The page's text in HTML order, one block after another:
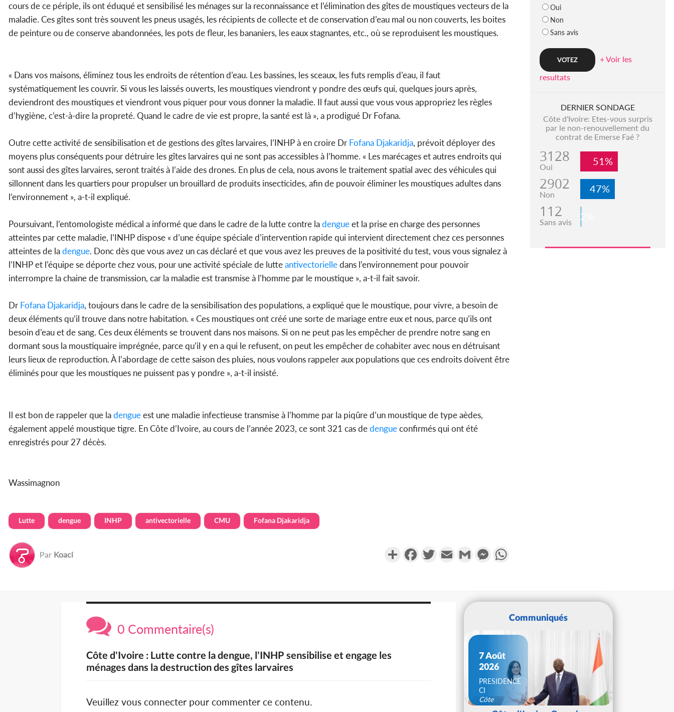
cours de ce périple, ils ont éduqué et sensibilisé les ménages sur la reconnaissance et l’élimination des gîtes de moustiques vecteurs de la
maladie. Ces gîtes sont très souvent les pneus usagés, les récipients de collecte et de conservation d’eau mal ou non couverts, les boites
de peinture ou de conserve abandonnées, les pots de fleur, les bananiers, les eaux stagnantes, etc., où se reproduisent les moustiques.
« Dans vos maisons, éliminez tous les endroits de rétention d’eau. Les bassines, les sceaux, les futs remplis d’eau, il faut
systématiquement les couvrir. Si vous les laissés ouverts, les moustiques viendront y pondre des œufs qui, quelques jours après,
deviendront des moustiques et viendront vous piquer pour vous donner la maladie. Il faut aussi que vous vous appropriez les règles
d’hygiène, c’est-à-dire la propreté. Quand le cadre de vie est propre, la santé est là », a prodigué Dr Fofana.
Outre cette activité de sensibilisation et de gestions des gîtes larvaires, l’INHP à en croire Dr Fofana Djakaridja, prévoit déployer des
moyens plus conséquents pour détruire les gîtes larvaires qui ne sont pas accessibles à l’homme. « Les marécages et autres endroits qui
sont aussi des gîtes larvaires, seront traités à l’aide des drones. En plus de cela, nous avons le traitement spatial avec des véhicules qui
sillonnent dans les quartiers pour propulser un brouillard de produits insecticides, afin de pouvoir éliminer les moustiques adultes dans
l’environnement », a-t-il expliqué.
Poursuivant, l’entomologiste médical a informé que dans le cadre de la lutte contre ladengueet la prise en charge des personnes
atteintes par cette maladie, l’INHP dispose « d’une équipe spéciale d’intervention rapide qui intervient directement chez ces personnes
atteintes de ladengue. Donc dès que vous avez un cas déclaré et que vous avez les preuves de la positivité du test, vous vous signalez à
l’INHP et l’équipe se déporte chez vous, pour une activité spéciale de lutteantivectorielledans l’environnement pour pouvoir
interrompre la chaine de transmission, car la maladie est transmise à l’homme par le moustique », a-t-il fait savoir.
Dr Fofana Djakaridja, toujours dans le cadre de la sensibilisation des populations, a expliqué que le moustique, pour vivre, a besoin de
deux éléments qu’il trouve dans notre habitation. « Ces moustiques ont créé une sorte de mariage entre eux et nous, parce qu’ils ont
besoin d’eau et de sang. Ces deux éléments se trouvent dans nos maisons. Si on ne peut pas les empêcher de prendre notre sang en
dormant sous la moustiquaire imprégnée, parce qu’il y en a qui le refusent, on peut les empêcher de cohabiter avec nous en détruisant
leurs lieux de reproduction. À l’abordage de cette saison des pluies, nous voulons rappeler aux populations que ces endroits doivent être
éliminés pour que les moustiques ne puissent pas y pondre », a-t-il insisté.
Il est bon de rappeler que ladengueest une maladie infectieuse transmise à l’homme par la piqûre d’un moustique de type aèdes,
également appelé moustique tigre. En Côte d’Ivoire, au cours de l’année 2023, ce sont 321 cas dedengueconfirmés qui ont été
enregistrés pour 27 décès.
Wassimagnon
Lutte dengue INHP antivectorielle CMU Fofana Djakaridja
Par Koaci PartagerFacebookTwitterEmail Gmail Messenger
Oui
Non
Sans avis
+ Voir les
resultats
DERNIER SONDAGE
Côte d'Ivoire: Etes-vous surpris
par le non-renouvellement du
contrat de Emerse Faé ?
3128
Oui 51%
2902
Non 47%
112
Sans avis 2%
0 Commentaire(s)
Côte d'Ivoire : Lutte contre la dengue, l'INHP sensibilise et engage les
ménages dans la destruction des gîtes larvaires
Veuillez vous connecter pour commenter ce contenu.
Communiqués
7 Août
2026
PRESIDENCE
CI
Côte
d'Ivoire